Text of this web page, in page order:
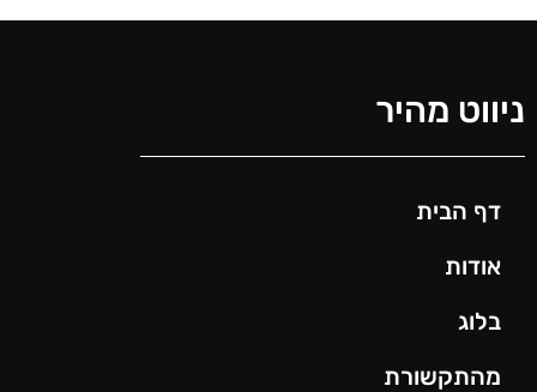
ניווט מהיר
דף הבית
אודות
בלוג
מהתקשורת